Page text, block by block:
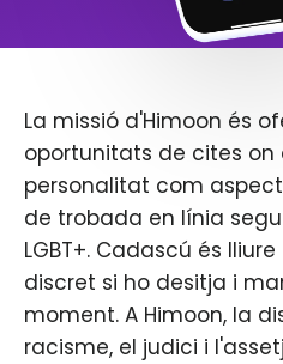
La missió d'Himoon és
oportunitats de cites
personalitat com
de trobada en línia
LGBT+. Cadascú és
discret si ho desitja i
moment. A Himoon, la
racisme, el judici i